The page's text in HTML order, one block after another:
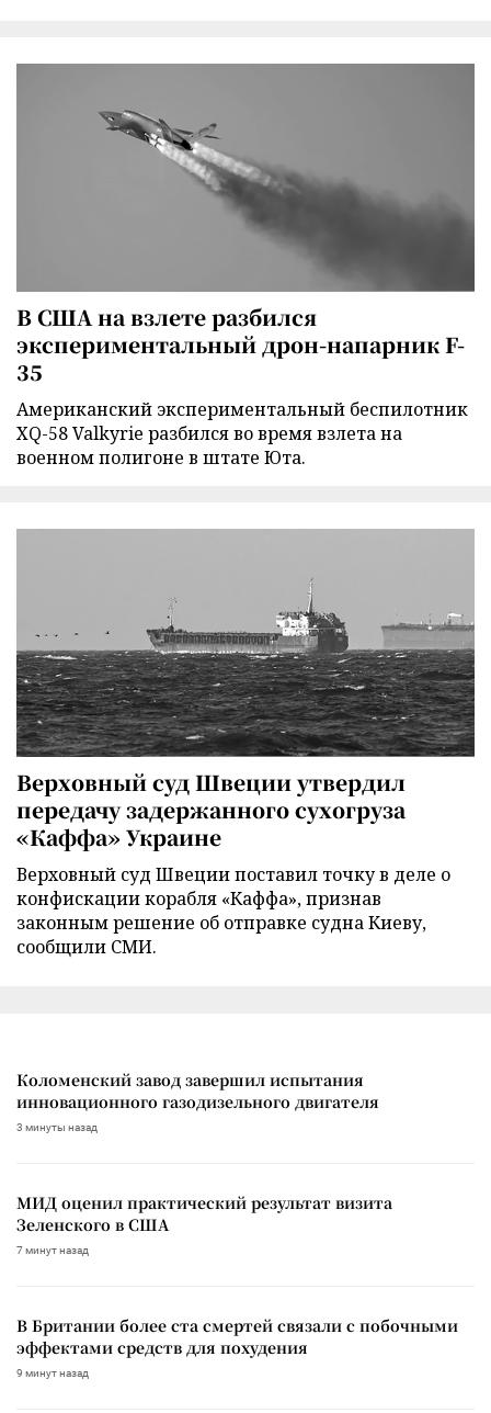
В США на взлете разбился
экспериментальный дрон-напарник F-
35
Американский экспериментальный беспилотник
XQ-58 Valkyrie разбился во время взлета на
военном полигоне в штате Юта.
Верховный суд Швеции утвердил
передачу задержанного сухогруза
«Каффа» Украине
Верховный суд Швеции поставил точку в деле о
конфискации корабля «Каффа», признав
законным решение об отправке судна Киеву,
сообщили СМИ.
Коломенский завод завершил испытания
инновационного газодизельного двигателя
3 минуты назад
МИД оценил практический результат визита
Зеленского в США
7 минут назад
В Британии более ста смертей связали с побочными
эффектами средств для похудения
9 минут назад